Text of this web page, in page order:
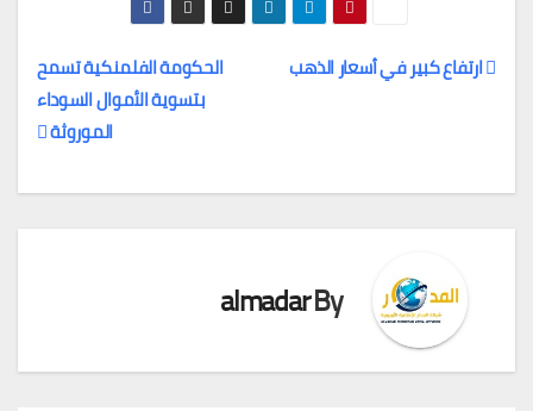
الحكومة الفلمنكية تسمح
بتسوية الأموال السوداء
الموروثة
ارتفاع كبير في أسعار الذهب
By
almadar